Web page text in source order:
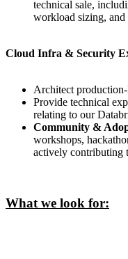
technical sale,
workload sizing, and
Cloud Infra & Security
Architect
Provide technical
relating to our
Community &
workshops,
actively contributing
What we look for: